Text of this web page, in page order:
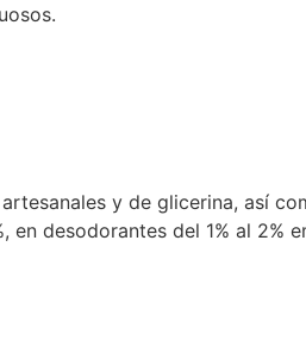
y de glicerina, así
desodorantes del 1% al 2%